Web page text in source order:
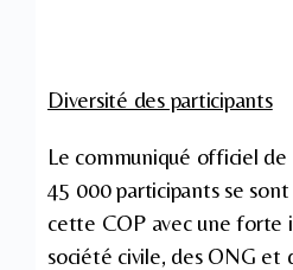
Diversité des participants
Le communiqué officiel de
45 000 participants se sont
cette COP avec une forte
société civile, des ONG et